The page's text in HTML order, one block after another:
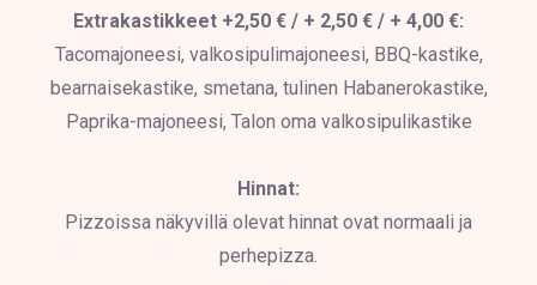
Extrakastikkeet +2,50 € / + 2,50 € / + 4,00 €:
Tacomajoneesi, valkosipulimajoneesi, BBQ-kastike,
bearnaisekastike, smetana, tulinen Habanerokastike,
Paprika-majoneesi, Talon oma valkosipulikastike
Hinnat:
Pizzoissa näkyvillä olevat hinnat ovat normaali ja
perhepizza.